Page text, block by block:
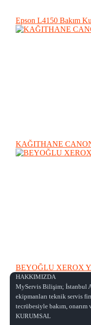
Epson L4150 Bakım
KAĞITHANE
BEYOĞLU XEROX
HAKKIMIZDA
MyServis Bilişim; İstanbul
ekipmanları teknik servis
tecrübesiyle bakım,
KURUMSAL